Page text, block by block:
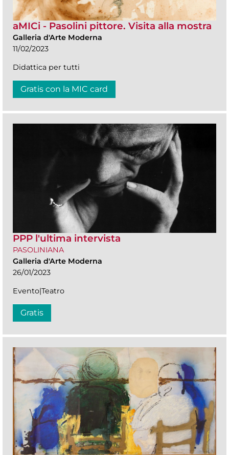
aMICi - Pasolini pittore. Visita alla mostra
Galleria d'Arte Moderna
11/02/2023
Didattica per tutti
Gratis con la MIC card
PPP l'ultima intervista
PASOLINIANA
Galleria d'Arte Moderna
26/01/2023
Evento|Teatro
Gratis